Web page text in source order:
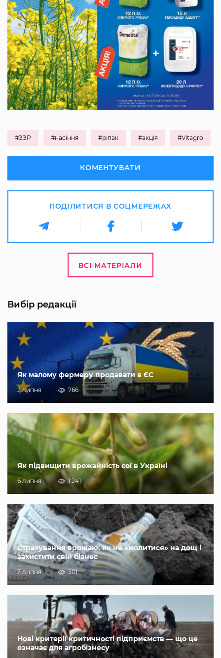
#ЗЗР #насіння #ріпак #акція #Vitagro
КОМЕНТУВАТИ
ПОДІЛИТИСЯ В СОЦМЕРЕЖАХ
ВСІ МАТЕРІАЛИ
Вибір редакції
Як малому фермеру продавати в ЄС
3 липня 766
Як підвищити врожайність сої в Україні
6 липня 1 241
Страхування врожаю, як не «молитися» на дощ і
захистити свій бізнес
7 липня 501
Нові критерії критичності підприємств — що це
означає для агробізнесу